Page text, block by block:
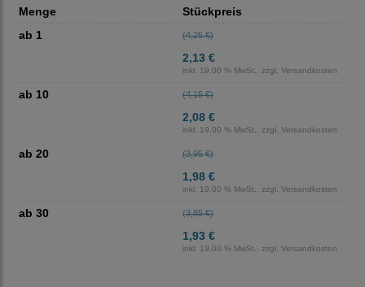
Menge
Stückpreis
ab 1
(4,25 €)
2,13 €
inkl. 19,00 % MwSt., zzgl. Versandkosten
ab 10 (4,15 €)
2,08 €
inkl. 19,00 % MwSt., zzgl. Versandkosten
ab 20 (3,95 €)
1,98 €
inkl. 19,00 % MwSt., zzgl. Versandkosten
ab 30 (3,85 €)
1,93 €
inkl. 19,00 % MwSt., zzgl. Versandkosten